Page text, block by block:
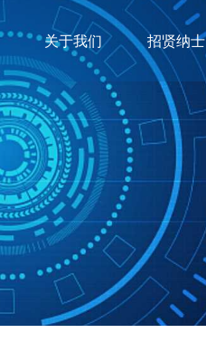
关于我们 招贤纳士